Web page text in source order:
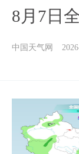
8月7日
中国天气网